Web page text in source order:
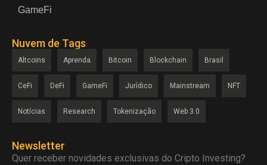
GameFi
Nuvem de Tags
Altcoins Aprenda Bitcoin Blockchain Brasil
CeFi DeFi GameFi Jurídico Mainstream NFT
Notícias Research Tokenização Web 3.0
Newsletter
Quer receber novidades exclusivas do Cripto Investing?